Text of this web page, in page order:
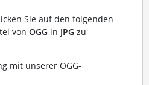
Sie auf den folgenden
von OGG in JPG zu
mit unserer OGG-